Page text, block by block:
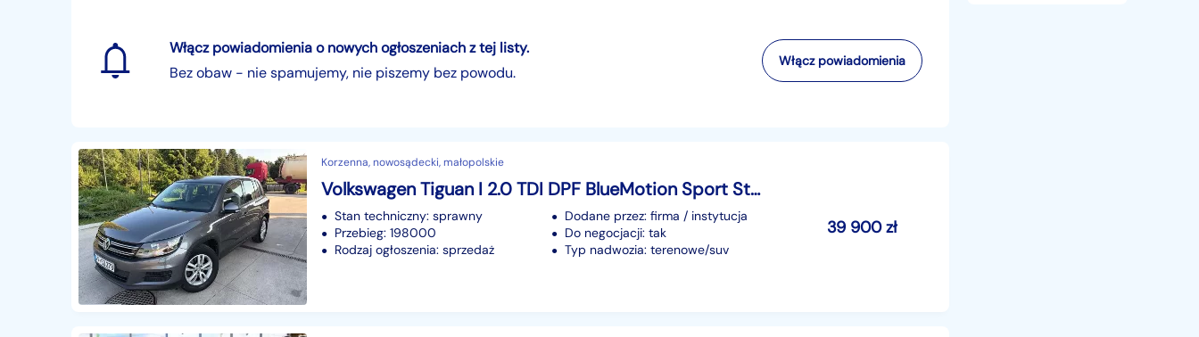
Włącz powiadomienia o nowych ogłoszeniach z tej listy.
Bez obaw - nie spamujemy, nie piszemy bez powodu.
Włącz powiadomienia
Korzenna, nowosądecki, małopolskie
Volkswagen Tiguan I 2.0 TDI DPF BlueMotion Sport Style 110KM 2014r
Stan techniczny: sprawny
Przebieg: 198000
Rodzaj ogłoszenia: sprzedaż
Dodane przez: firma / instytucja
Do negocjacji: tak
Typ nadwozia: terenowe/suv
39 900zł